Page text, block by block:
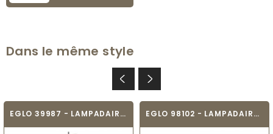
Dans le même style
EGLO 39987 - LAMPADAIRE - ALTAMIRA EGLO 98102 - LAMPADAIRE - MONTEROLO